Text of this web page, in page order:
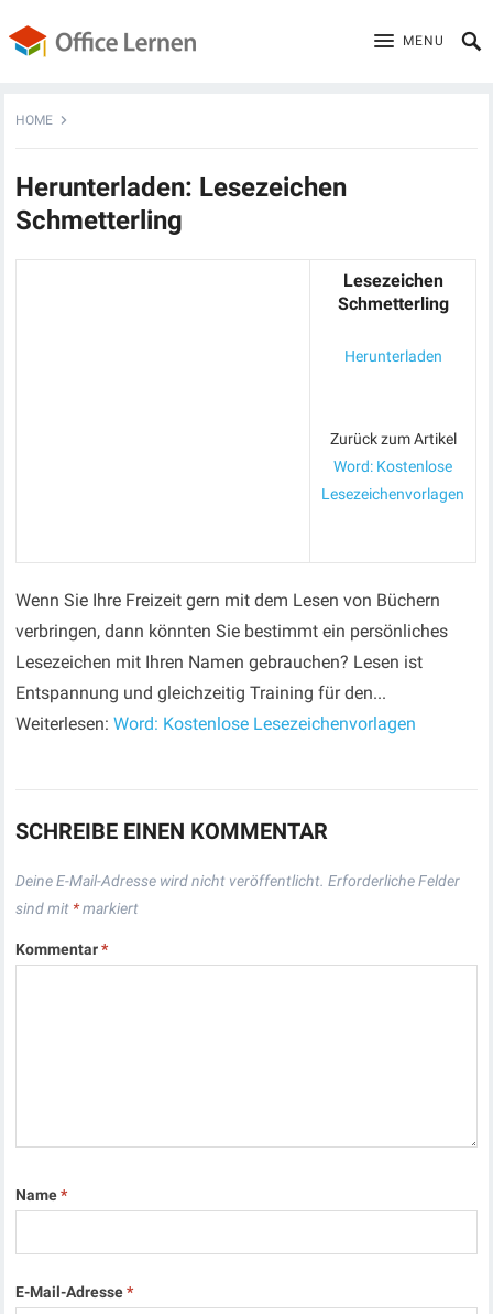
MENU
HOME
Herunterladen: Lesezeichen
Schmetterling
Lesezeichen
Schmetterling
Herunterladen
Zurück zum Artikel
Word: Kostenlose
Lesezeichenvorlagen
Wenn Sie Ihre Freizeit gern mit dem Lesen von Büchern
verbringen, dann könnten Sie bestimmt ein persönliches
Lesezeichen mit Ihren Namen gebrauchen? Lesen ist
Entspannung und gleichzeitig Training für den...
Weiterlesen:Word: Kostenlose Lesezeichenvorlagen
SCHREIBE EINEN KOMMENTAR
Deine E-Mail-Adresse wird nicht veröffentlicht. Erforderliche Felder
sind mit *markiert
Kommentar*
Name*
E-Mail-Adresse*